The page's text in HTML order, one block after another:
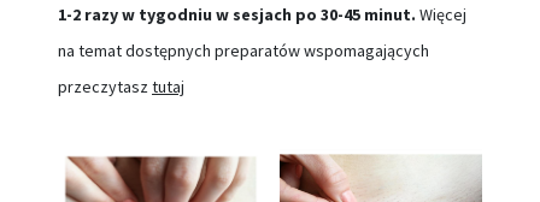
1-2 razy w tygodniu w sesjach po 30-45 minut. Więcej
na temat dostępnych preparatów wspomagających
przeczytasztutaj